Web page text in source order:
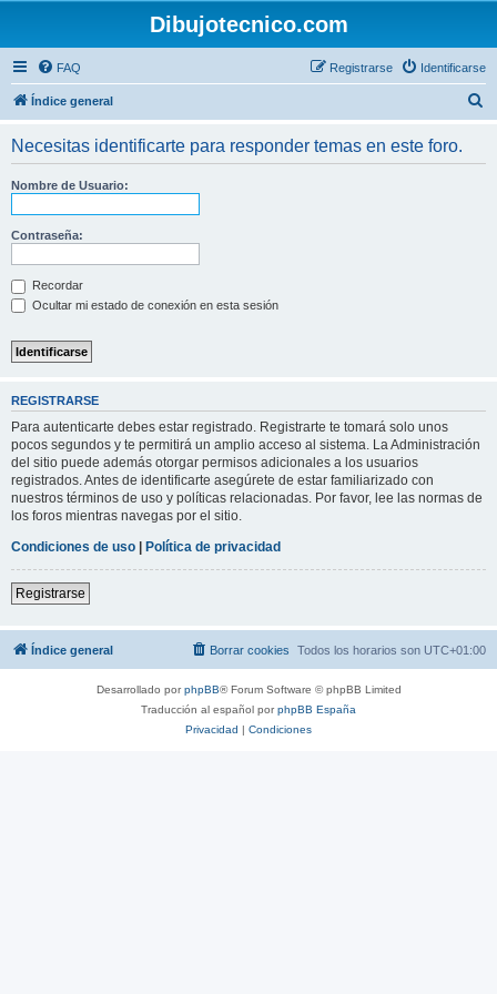
Dibujotecnico.com
FAQ Identificarse
Registrarse
Índice general
Necesitas identificarte para responder temas en este foro.
Nombre de Usuario:
Contraseña:
Recordar
Ocultar mi estado de conexión en esta sesión
REGISTRARSE
Para autenticarte debes estar registrado. Registrarte te tomará solo unos
pocos segundos y te permitirá un amplio acceso al sistema. La Administración
del sitio puede además otorgar permisos adicionales a los usuarios
registrados. Antes de identificarte asegúrete de estar familiarizado con
nuestros términos de uso y políticas relacionadas. Por favor, lee las normas de
los foros mientras navegas por el sitio.
Condiciones de uso | Política de privacidad
Registrarse
Índice general Todos los horarios son UTC+01:00
Borrar cookies
Desarrollado porphpBB® Forum Software © phpBB Limited
Traducción al español porphpBB España
Privacidad | Condiciones